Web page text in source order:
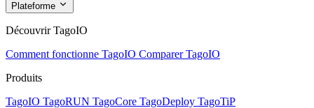
Plateforme
Découvrir TagoIO
Comment fonctionne TagoIO Comparer TagoIO
Produits
TagoIO TagoRUN TagoCore TagoDeploy TagoTiP